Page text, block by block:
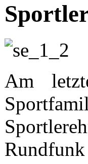
Am